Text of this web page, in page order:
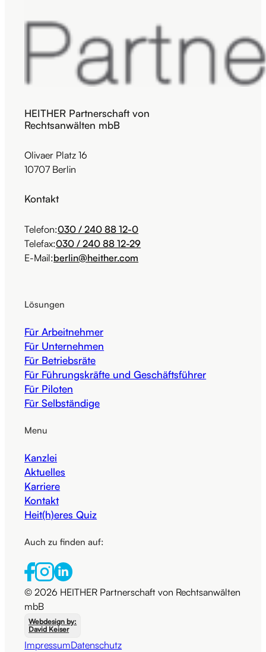
HEITHER Partnerschaft von
Rechtsanwälten mbB
Olivaer Platz 16
10707 Berlin
Kontakt
Telefon:030 / 240 88 12-0
Telefax:030 / 240 88 12-29
E-Mail:berlin@heither.com
Lösungen
Für Arbeitnehmer
Für Unternehmen
Für Betriebsräte
Für Führungskräfte und Geschäftsführer
Für Piloten
Für Selbständige
Menu
Kanzlei
Aktuelles
Karriere
Kontakt
Heit(h)eres Quiz
Auch zu finden auf:
© 2026 HEITHER Partnerschaft von Rechtsanwälten
mbB
ImpressumDatenschutz
Webdesign by:
David Keiser